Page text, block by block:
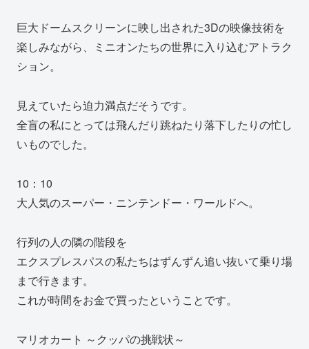
巨大ドームスクリーンに映し出された3Dの映像技術を
楽しみながら、ミニオンたちの世界に入り込むアトラク
ション。
見えていたら迫力満点だそうです。
全盲の私にとっては飛んだり跳ねたり落下したりの忙し
いものでした。
10：10
大人気のスーパー・ニンテンドー・ワールドへ。
行列の人の隣の階段を
エクスプレスパスの私たちはずんずん追い抜いて乗り場
まで行きます。
これが時間をお金で買ったということです。
マリオカート ～クッパの挑戦状～